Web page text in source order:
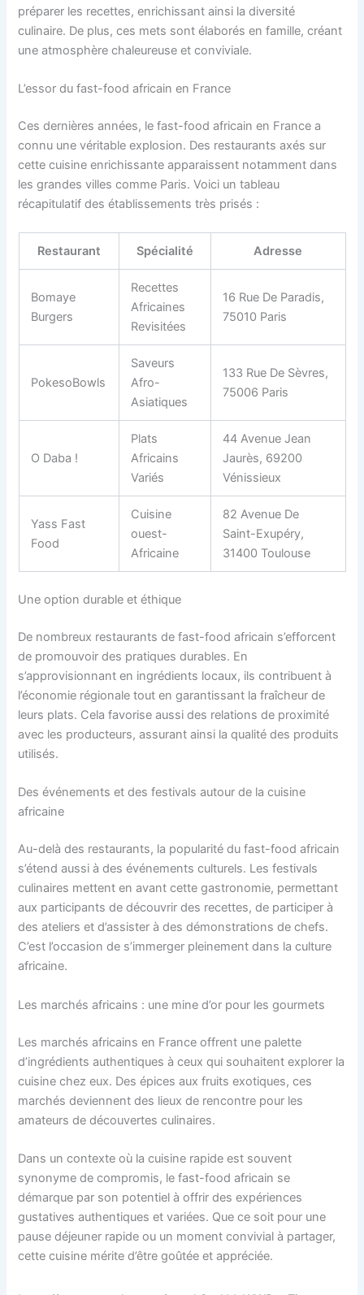
préparer les recettes, enrichissant ainsi la diversité
culinaire. De plus, ces mets sont élaborés en famille, créant
une atmosphère chaleureuse et conviviale.
L’essor du fast-food africain en France
Ces dernières années, le fast-food africain en France a
connu une véritable explosion. Des restaurants axés sur
cette cuisine enrichissante apparaissent notamment dans
les grandes villes comme Paris. Voici un tableau
récapitulatif des établissements très prisés :
Restaurant Spécialité Adresse
Bomaye
Burgers
Recettes
Africaines
Revisitées
16 Rue De Paradis,
75010 Paris
PokesoBowls
Saveurs
Afro-
Asiatiques
133 Rue De Sèvres,
75006 Paris
O Daba !
Plats
Africains
Variés
44 Avenue Jean
Jaurès, 69200
Vénissieux
Yass Fast
Food
Cuisine
ouest-
Africaine
82 Avenue De
Saint-Exupéry,
31400 Toulouse
Une option durable et éthique
De nombreux restaurants de fast-food africain s’efforcent
de promouvoir des pratiques durables. En
s’approvisionnant en ingrédients locaux, ils contribuent à
l’économie régionale tout en garantissant la fraîcheur de
leurs plats. Cela favorise aussi des relations de proximité
avec les producteurs, assurant ainsi la qualité des produits
utilisés.
Des événements et des festivals autour de la cuisine
africaine
Au-delà des restaurants, la popularité du fast-food africain
s’étend aussi à des événements culturels. Les festivals
culinaires mettent en avant cette gastronomie, permettant
aux participants de découvrir des recettes, de participer à
des ateliers et d’assister à des démonstrations de chefs.
C’est l’occasion de s’immerger pleinement dans la culture
africaine.
Les marchés africains : une mine d’or pour les gourmets
Les marchés africains en France offrent une palette
d’ingrédients authentiques à ceux qui souhaitent explorer la
cuisine chez eux. Des épices aux fruits exotiques, ces
marchés deviennent des lieux de rencontre pour les
amateurs de découvertes culinaires.
Dans un contexte où la cuisine rapide est souvent
synonyme de compromis, le fast-food africain se
démarque par son potentiel à offrir des expériences
gustatives authentiques et variées. Que ce soit pour une
pause déjeuner rapide ou un moment convivial à partager,
cette cuisine mérite d’être goûtée et appréciée.